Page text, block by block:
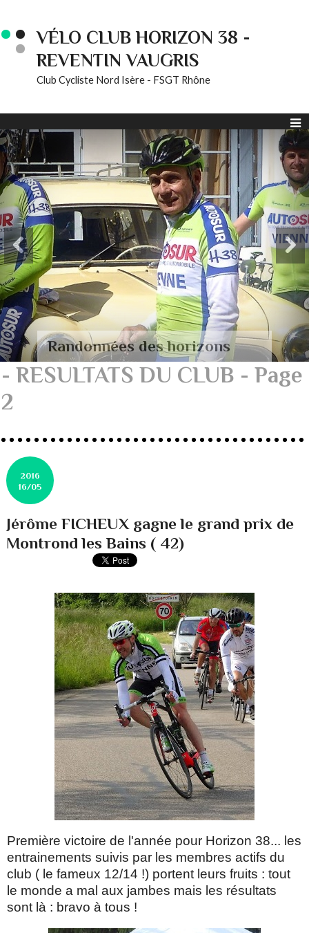
VÉLO CLUB HORIZON 38 -
REVENTIN VAUGRIS
Club Cycliste Nord Isère - FSGT Rhône
Randonnées des horizons
- RESULTATS DU CLUB - Page
2
2016
16/05
Jérôme FICHEUX gagne le grand prix de
Montrond les Bains ( 42)
Première victoire de l'année pour Horizon 38... les
entrainements suivis par les membres actifs du
club ( le fameux 12/14 !) portent leurs fruits : tout
le monde a mal aux jambes mais les résultats
sont là : bravo à tous !